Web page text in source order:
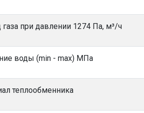
газа при давлении 1274 Па, м³/ч
воды (min - max) МПа
теплообменника